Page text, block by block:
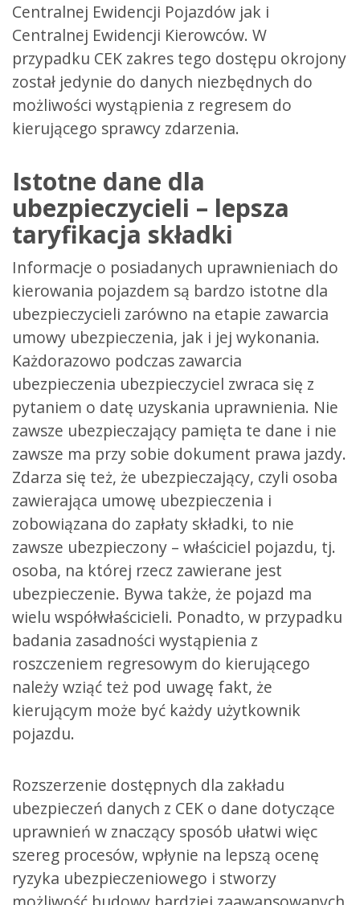
Centralnej Ewidencji Pojazdów jak i
Centralnej Ewidencji Kierowców. W
przypadku CEK zakres tego dostępu okrojony
został jedynie do danych niezbędnych do
możliwości wystąpienia z regresem do
kierującego sprawcy zdarzenia.
Istotne dane dla
ubezpieczycieli – lepsza
taryfikacja składki
Informacje o posiadanych uprawnieniach do
kierowania pojazdem są bardzo istotne dla
ubezpieczycieli zarówno na etapie zawarcia
umowy ubezpieczenia, jak i jej wykonania.
Każdorazowo podczas zawarcia
ubezpieczenia ubezpieczyciel zwraca się z
pytaniem o datę uzyskania uprawnienia. Nie
zawsze ubezpieczający pamięta te dane i nie
zawsze ma przy sobie dokument prawa jazdy.
Zdarza się też, że ubezpieczający, czyli osoba
zawierająca umowę ubezpieczenia i
zobowiązana do zapłaty składki, to nie
zawsze ubezpieczony – właściciel pojazdu, tj.
osoba, na której rzecz zawierane jest
ubezpieczenie. Bywa także, że pojazd ma
wielu współwłaścicieli. Ponadto, w przypadku
badania zasadności wystąpienia z
roszczeniem regresowym do kierującego
należy wziąć też pod uwagę fakt, że
kierującym może być każdy użytkownik
pojazdu.
Rozszerzenie dostępnych dla zakładu
ubezpieczeń danych z CEK o dane dotyczące
uprawnień w znaczący sposób ułatwi więc
szereg procesów, wpłynie na lepszą ocenę
ryzyka ubezpieczeniowego i stworzy